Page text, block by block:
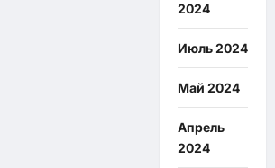
2024
Июль 2024
Май 2024
Апрель
2024